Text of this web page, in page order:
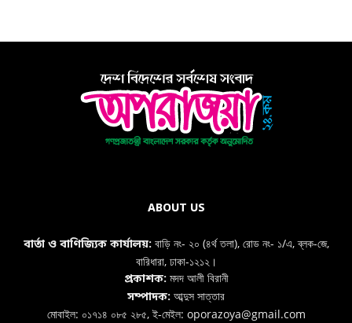
ABOUT US
বার্তা ও বাণিজ্যিক কার্যালয়: বাড়ি নং- ২০ (৪র্থ তলা), রোড নং- ১/এ, ব্লক-জে,
বারিধারা, ঢাকা-১২১২।
প্রকাশক:মদদ আলী বিরানী
সম্পাদক: আব্দুস সাত্তার
মোবাইল: ০১৭১৪ ০৮৫ ২৮৫, ই-মেইল: oporazoya@gmail.com